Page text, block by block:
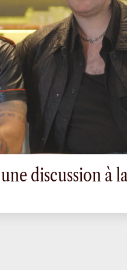
discussion à